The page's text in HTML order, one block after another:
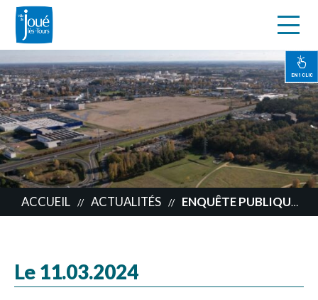
au
contenu
principal
EN 1 CLIC
ACCUEIL // ACTUALITÉS // ENQUÊTE PUBLIQUE ANCIEN SITE MICHELIN – LES CARMERIES
Le 11.03.2024